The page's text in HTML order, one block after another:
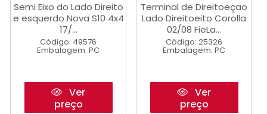
Semi Eixo do Lado Direito
e esquerdo Nova S10 4x4
17/...
Código: 49576
Embalagem: PC
Ver
preço
Terminal de Direitoeçao
Lado Direitoeito Corolla
02/08 FieLa...
Código: 25326
Embalagem: PC
Ver
preço